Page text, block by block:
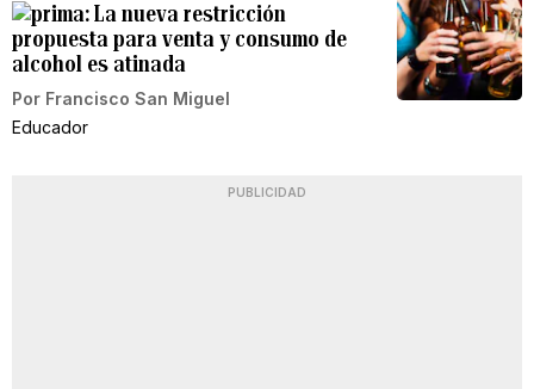
La nueva restricción
propuesta para venta y consumo de
alcohol es atinada
Por Francisco San Miguel
Educador
PUBLICIDAD